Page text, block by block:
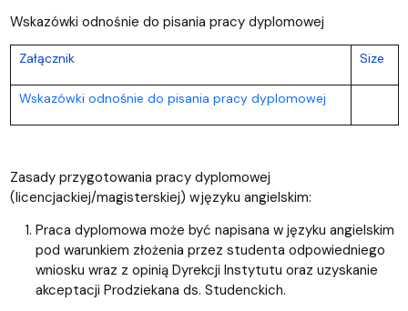
Wskazówki odnośnie do pisania pracy dyplomowej
Załącznik Size
Wskazówki odnośnie do pisania pracy dyplomowej
Zasady przygotowania pracy dyplomowej
(licencjackiej/magisterskiej) w języku angielskim:
Praca dyplomowa może być napisana w języku angielskim
pod warunkiem złożenia przez studenta odpowiedniego
wniosku wraz z opinią Dyrekcji Instytutu oraz uzyskanie
akceptacji Prodziekana ds. Studenckich.